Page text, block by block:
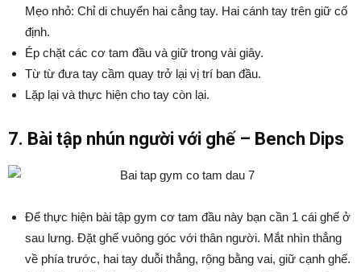
Mẹo nhỏ: Chỉ di chuyển hai cẳng tay. Hai cánh tay trên giữ cố
định.
Ép chặt các cơ tam đầu và giữ trong vài giây.
Từ từ đưa tay cầm quay trở lại vị trí ban đầu.
Lặp lại và thực hiện cho tay còn lại.
7. Bài tập nhún người với ghế – Bench Dips
Để thực hiện bài tập gym cơ tam đầu này bạn cần 1 cái ghế ở
sau lưng. Đặt ghế vuông góc với thân người. Mắt nhìn thẳng
về phía trước, hai tay duỗi thẳng, rộng bằng vai, giữ cạnh ghế.